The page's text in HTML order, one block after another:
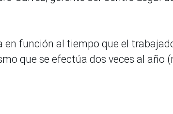
en función al tiempo que el
que se efectúa dos veces al año